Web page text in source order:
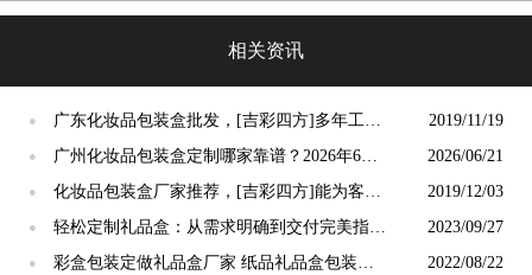
相关资讯
●
广东化妆品包装盒批发，[吉彩四方]多年工艺
师免费推荐工艺
2019/11/19
●
广州化妆品包装盒定制哪家靠谱？2026年6月
源头工厂选购全攻略
2026/06/21
●
化妆品包装盒厂家推荐，[吉彩四方]能为客户
连夜打样的厂家
2019/12/03
●
轻松定制礼品盒：从需求明确到交付完美指
南！[吉彩四方]
2023/09/27
●
彩盒包装定做礼品盒厂家 纸品礼品盒包装定
2022/08/22